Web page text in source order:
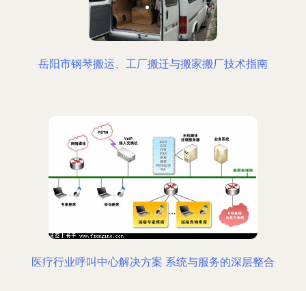
岳阳市钢琴搬运、工厂搬迁与搬家搬厂技术指南
医疗行业呼叫中心解决方案 系统与服务的深层整合